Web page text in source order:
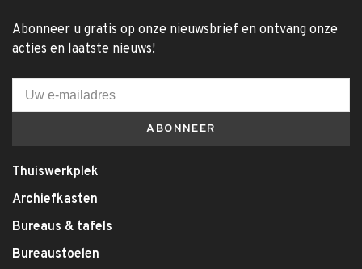
Abonneer u gratis op onze nieuwsbrief en ontvang onze
acties en laatste nieuws!
ABONNEER
Thuiswerkplek
Archiefkasten
Bureaus & tafels
Bureaustoelen